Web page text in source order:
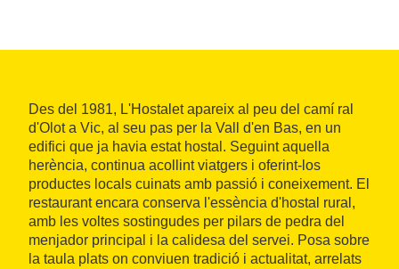
Des del 1981, L'Hostalet apareix al peu del camí ral
d'Olot a Vic, al seu pas per la Vall d'en Bas, en un
edifici que ja havia estat hostal. Seguint aquella
herència, continua acollint viatgers i oferint-los
productes locals cuinats amb passió i coneixement. El
restaurant encara conserva l'essència d'hostal rural,
amb les voltes sostingudes per pilars de pedra del
menjador principal i la calidesa del servei. Posa sobre
la taula plats on conviuen tradició i actualitat, arrelats